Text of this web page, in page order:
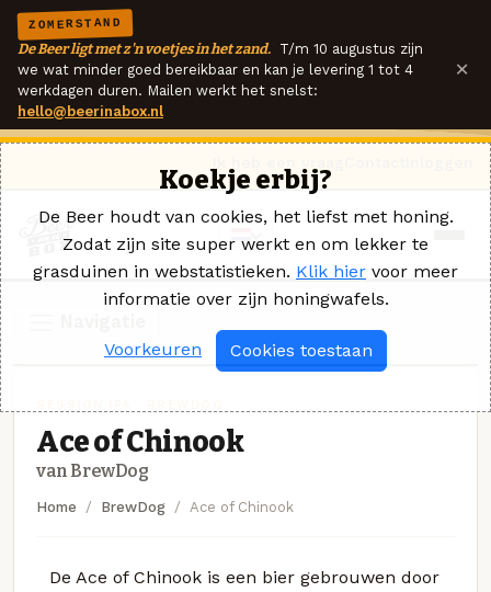
ZOMERSTAND
De Beer ligt met z'n voetjes in het zand. T/m 10 augustus zijn
we wat minder goed bereikbaar en kan je levering 1 tot 4
werkdagen duren. Mailen werkt het snelst:
hello@beerinabox.nl
×
Ace of Chinook
van BrewDog
Home BrewDog Ace of Chinook
De Ace of Chinook is een bier gebrouwen door
Koekje erbij?
De Beer houdt van cookies, het liefst met honing.
Zodat zijn site super werkt en om lekker te
grasduinen in webstatistieken. Klik hier voor meer
informatie over zijn honingwafels.
Voorkeuren Cookies toestaan